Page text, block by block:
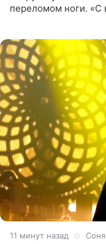
переломом ноги. «С
11 минут назад